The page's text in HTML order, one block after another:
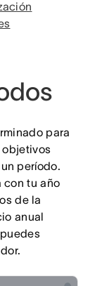
para
objetivos
período.
con tu año
de la
anual